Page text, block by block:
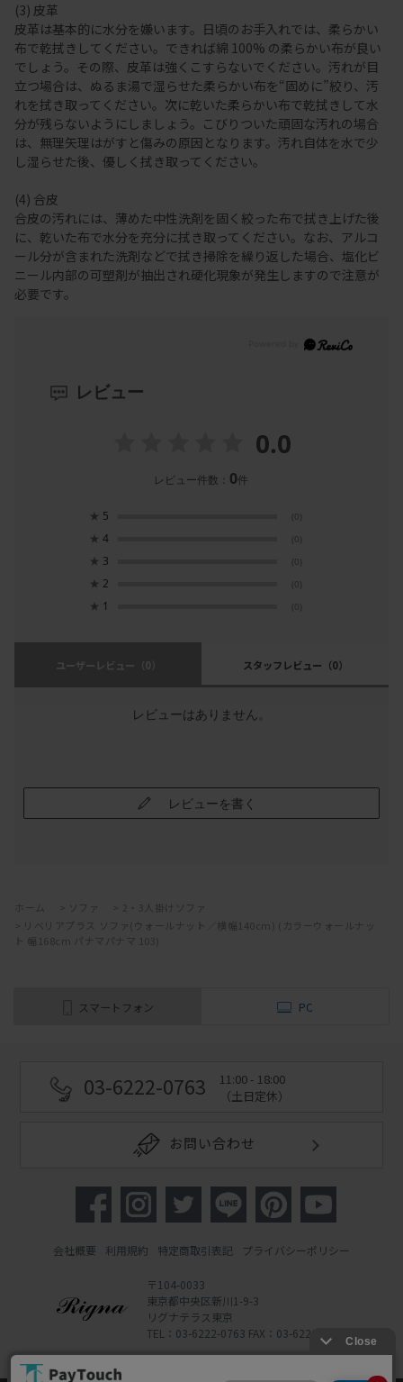
(3) 皮革
皮革は基本的に水分を嫌います。日頃のお手入れでは、柔らかい
布で乾拭きしてください。できれば綿 100% の柔らかい布が良い
でしょう。その際、皮革は強くこすらないでください。汚れが目
立つ場合は、ぬるま湯で湿らせた柔らかい布を“固めに”絞り、汚
れを拭き取ってください。次に乾いた柔らかい布で乾拭きして水
分が残らないようにしましょう。こびりついた頑固な汚れの場合
は、無理矢理はがすと傷みの原因となります。汚れ自体を水で少
し湿らせた後、優しく拭き取ってください。
(4) 合皮
合皮の汚れには、薄めた中性洗剤を固く絞った布で拭き上げた後
に、乾いた布で水分を充分に拭き取ってください。なお、アルコ
ール分が含まれた洗剤などで拭き掃除を繰り返した場合、塩化ビ
ニール内部の可塑剤が抽出され硬化現象が発生しますので注意が
必要です。
レビュー
0.0
レビュー件数： 0件
★ 5 (0)
★ 4 (0)
★ 3 (0)
★ 2 (0)
★ 1 (0)
ユーザーレビュー （0） スタッフレビュー （0）
レビューはありません。
レビューを書く
ホーム ソファ
2・3人掛けソファ
リベリアプラス ソファ(ウォールナット／横幅140cm) (カラーウォールナッ
ト 幅168cm パナマパナマ 103)
スマートフォン PC
03-6222-0763
11:00 - 18:00
（土日定休）
お問い合わせ
会社概要 利用規約 特定商取引表記 プライバシーポリシー
〒104-0033
東京都中央区新川1-9-3
リグナテラス東京
TEL：03-6222-0763 FAX：03-6222-0762
Powered by Watahan Partners Co., Ltd.